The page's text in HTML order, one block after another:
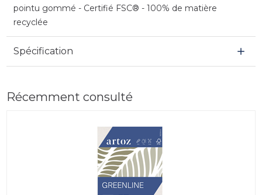
pointu gommé - Certifié FSC® - 100% de matière
recyclée
Spécification
Récemment consulté